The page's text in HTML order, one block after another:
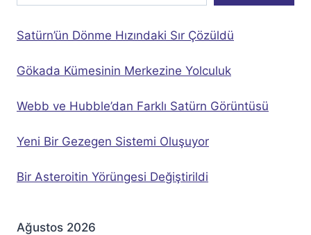
Satürn’ün Dönme Hızındaki Sır Çözüldü
Gökada Kümesinin Merkezine Yolculuk
Webb ve Hubble’dan Farklı Satürn Görüntüsü
Yeni Bir Gezegen Sistemi Oluşuyor
Bir Asteroitin Yörüngesi Değiştirildi
Ağustos 2026